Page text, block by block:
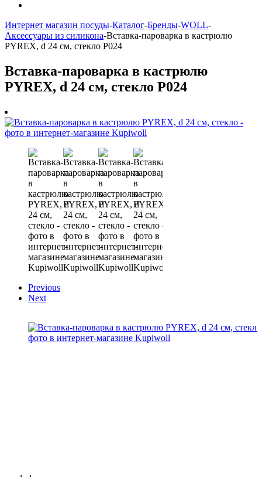
Интернет магазин посуды-Каталог-Бренды-WOLL-
Аксессуары из силикона-Вставка-пароварка в кастрюлю
PYREX, d 24 см, стекло P024
Вставка-пароварка в кастрюлю
PYREX, d 24 см, стекло P024
Previous
Next